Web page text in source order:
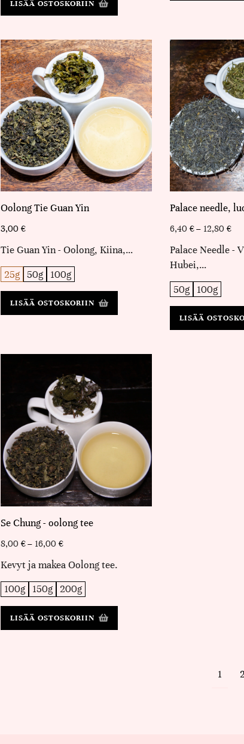
LISÄÄ OSTOSKORIIN
25g 50g 100g
Oolong Tie Guan Yin
3,00 €
Tie Guan Yin - Oolong, Kiina,…
LISÄÄ OSTOSKORIIN
50g 100g
Palace needle,
6,40€ – 12,80€
Palace Needle -
Hubei,…
LISÄÄ
100g 150g 200g
Se Chung - oolong tee
8,00 € – 16,00 €
Kevyt ja makea Oolong tee.
LISÄÄ OSTOSKORIIN
1 2